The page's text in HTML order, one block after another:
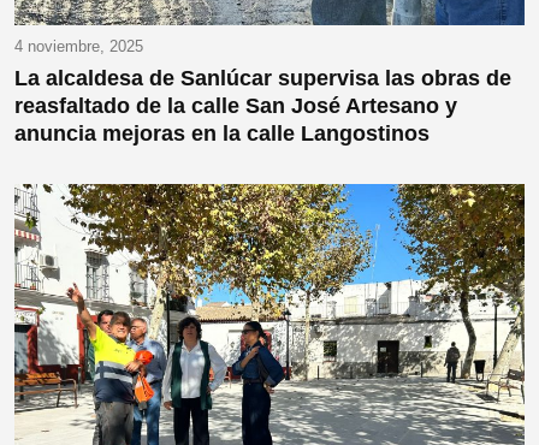
4 noviembre, 2025
La alcaldesa de Sanlúcar supervisa las obras de
reasfaltado de la calle San José Artesano y
anuncia mejoras en la calle Langostinos